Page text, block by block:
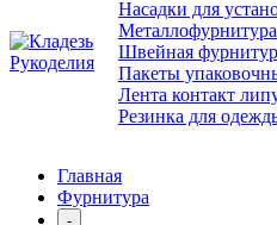
Насадки для
Металлофурнитура
Швейная
Пакеты
Лента контакт
Резинка для
Главная
Фурнитура
-